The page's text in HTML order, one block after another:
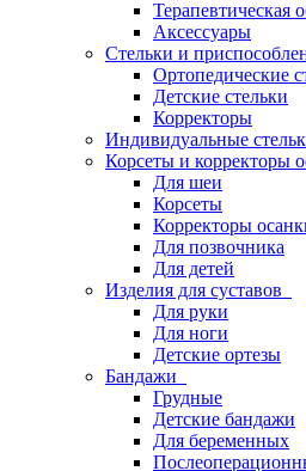
Терапевтическая
Аксессуары
Стельки и
Ортопедические
Детские стельки
Корректоры
Индивидуальные
Корсеты и корректоры
Для шеи
Корсеты
Корректоры
Для позвочника
Для детей
Изделия для суставов
Для руки
Для ноги
Детские ортезы
Бандажи
Грудные
Детские бандажи
Для беременных